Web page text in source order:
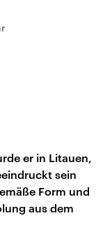
er in Litauen,
sein
Form und
aus dem